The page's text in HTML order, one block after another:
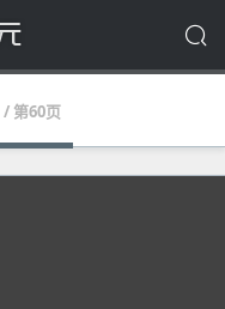
/ 第60页